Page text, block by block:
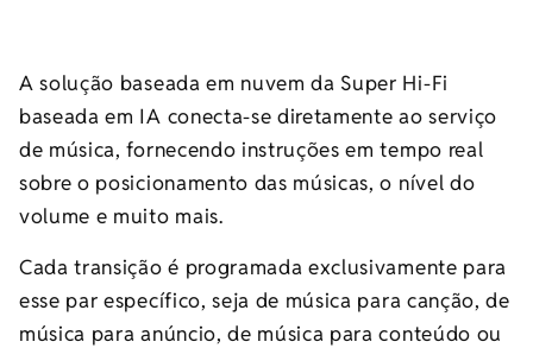
A solução baseada em nuvem da Super Hi-Fi
baseada em IA conecta-se diretamente ao serviço
de música, fornecendo instruções em tempo real
sobre o posicionamento das músicas, o nível do
volume e muito mais.
Cada transição é programada exclusivamente para
esse par específico, seja de música para canção, de
música para anúncio, de música para conteúdo ou